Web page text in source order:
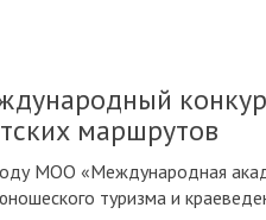
маршрутов
МОО «Международная
туризма и